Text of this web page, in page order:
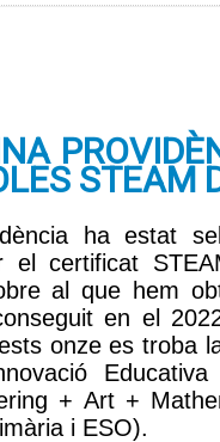
STEAM
ha estat
el certificat
al que hem
en el
onze es troba
Educativa
+ Art +
i ESO).